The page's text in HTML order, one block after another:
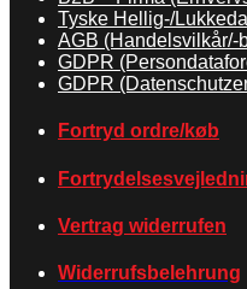
Tyske Hellig-/
AGB (Handelsvilkår/-
GDPR
GDPR
Fortryd ordre/køb
Vertrag widerrufen
Widerrufsbelehrung